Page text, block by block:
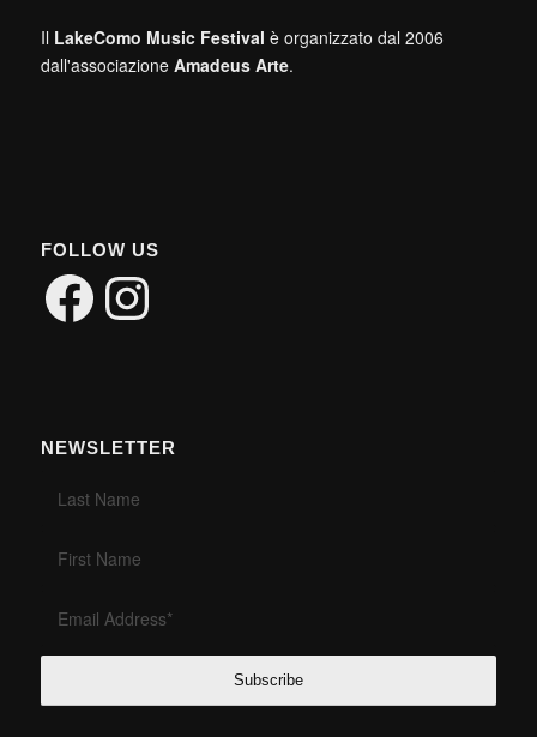
Il LakeComo Music Festival è organizzato dal 2006
dall'associazione Amadeus Arte.
FOLLOW US
FacebookInstagram
NEWSLETTER